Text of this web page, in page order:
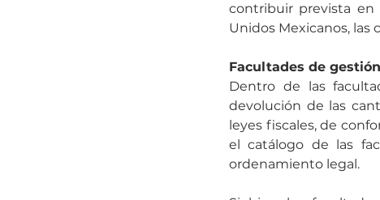
contribuir prevista en
Unidos Mexicanos,
Facultades de
Dentro de las
devolución de las
leyes fiscales, de
el catálogo de las
ordenamiento legal.